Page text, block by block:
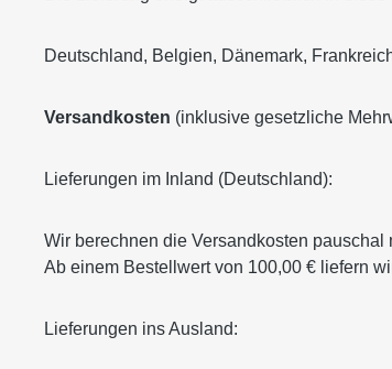
Deutschland, Belgien, Dänemark,
Versandkosten (inklusive gesetzliche
Lieferungen im Inland (Deutschland):
Wir berechnen die Versandkosten pauschal
Ab einem Bestellwert von 100,00 € liefern
Lieferungen ins Ausland: